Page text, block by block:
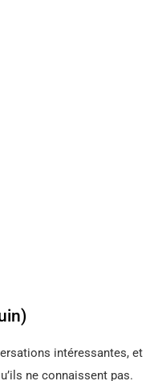
intéressantes, et
ne connaissent pas.